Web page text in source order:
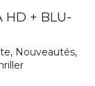
HD + BLU-
, Nouveautés,